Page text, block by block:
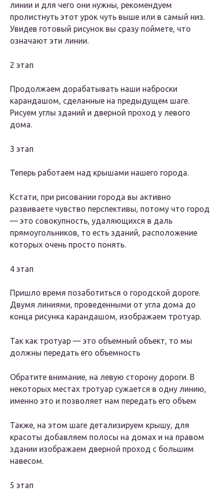
линии и для чего они нужны, рекомендуем
пролистнуть этот урок чуть выше или в самый низ.
Увидев готовый рисунок вы сразу поймете, что
означают эти линии.
2 этап
Продолжаем дорабатывать наши наброски
карандашом, сделанные на предыдущем шаге.
Рисуем углы зданий и дверной проход у левого
дома.
3 этап
Теперь работаем над крышами нашего города.
Кстати, при рисовании города вы активно
развиваете чувство перспективы, потому что город
— это совокупность, удаляющихся в даль
прямоугольников, то есть зданий, расположение
которых очень просто понять.
4 этап
Пришло время позаботиться о городской дороге.
Двумя линиями, проведенными от угла дома до
конца рисунка карандашом, изображаем тротуар.
Так как тротуар — это объемный объект, то мы
должны передать его объемность
Обратите внимание, на левую сторону дороги. В
некоторых местах тротуар сужается в одну линию,
именно это и позволяет нам передать его объем
Также, на этом шаге детализируем крышу, для
красоты добавляем полосы на домах и на правом
здании изображаем дверной проход с большим
навесом.
5 этап